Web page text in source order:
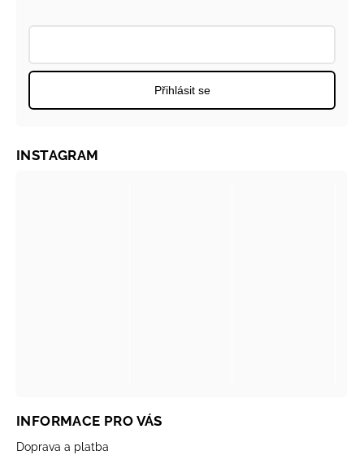
Přihlásit se
INFORMACE PRO VÁS
Doprava a platba
INSTAGRAM